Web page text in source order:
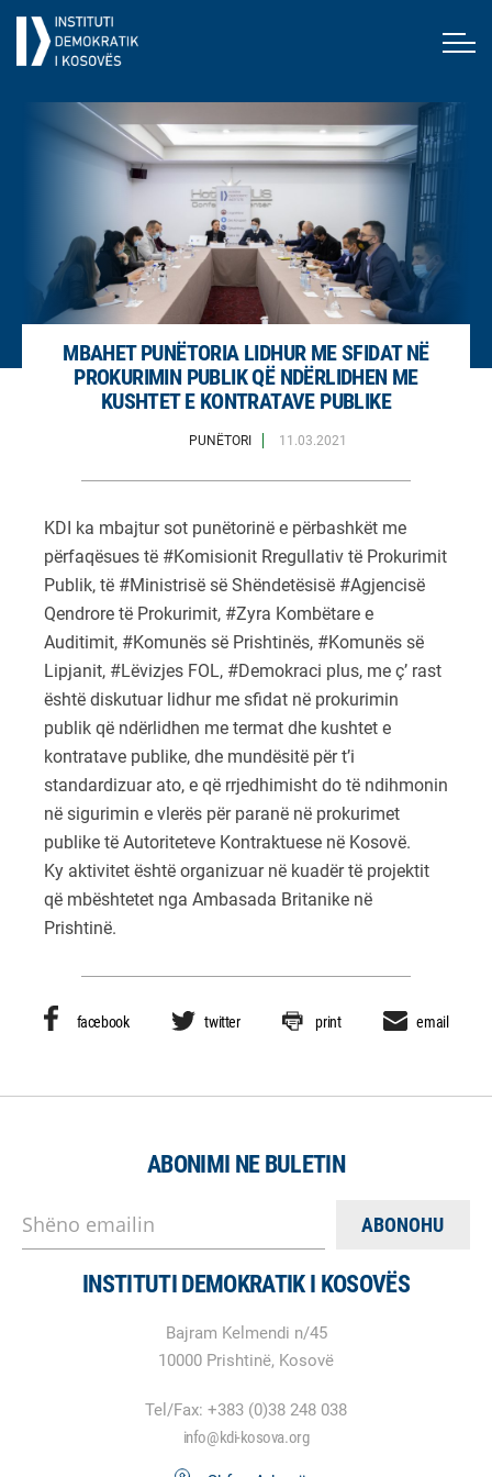
MBAHET PUNËTORIA LIDHUR ME SFIDAT NË
PROKURIMIN PUBLIK QË NDËRLIDHEN ME
KUSHTET E KONTRATAVE PUBLIKE
PUNËTORI 11.03.2021
KDI ka mbajtur sot punëtorinë e përbashkët me
përfaqësues të #Komisionit Rregullativ të Prokurimit
Publik, të #Ministrisë së Shëndetësisë #Agjencisë
Qendrore të Prokurimit, #Zyra Kombëtare e
Auditimit, #Komunës së Prishtinës, #Komunës së
Lipjanit, #Lëvizjes FOL, #Demokraci plus, me ç’ rast
është diskutuar lidhur me sfidat në prokurimin
publik që ndërlidhen me termat dhe kushtet e
kontratave publike, dhe mundësitë për t’i
standardizuar ato, e që rrjedhimisht do të ndihmonin
në sigurimin e vlerës për paranë në prokurimet
publike të Autoriteteve Kontraktuese në Kosovë.
Ky aktivitet është organizuar në kuadër të projektit
që mbështetet nga Ambasada Britanike në
Prishtinë.
facebook twitter print email
ABONIMI NE BULETIN
Shëno emailin
INSTITUTI DEMOKRATIK I KOSOVËS
Bajram Kelmendi n/45
10000 Prishtinë, Kosovë
Tel/Fax: +383 (0)38 248 038
info@kdi-kosova.org